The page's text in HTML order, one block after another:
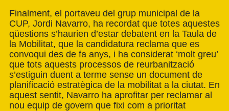
Finalment, el portaveu del grup municipal de la
CUP, Jordi Navarro, ha recordat que totes aquestes
qüestions s’haurien d’estar debatent en la Taula de
la Mobilitat, que la candidatura reclama que es
convoqui des de fa anys, i ha considerat ‘molt greu’
que tots aquests processos de reurbanització
s’estiguin duent a terme sense un document de
planificació estratègica de la mobilitat a la ciutat. En
aquest sentit, Navarro ha aprofitar per reclamar al
nou equip de govern que fixi com a prioritat